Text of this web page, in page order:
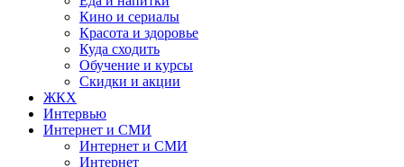
Кино и сериалы
Красота и здоровье
Куда сходить
Обучение и курсы
Скидки и акции
ЖКХ
Интервью
Интернет и СМИ
Интернет и СМИ
Интернет